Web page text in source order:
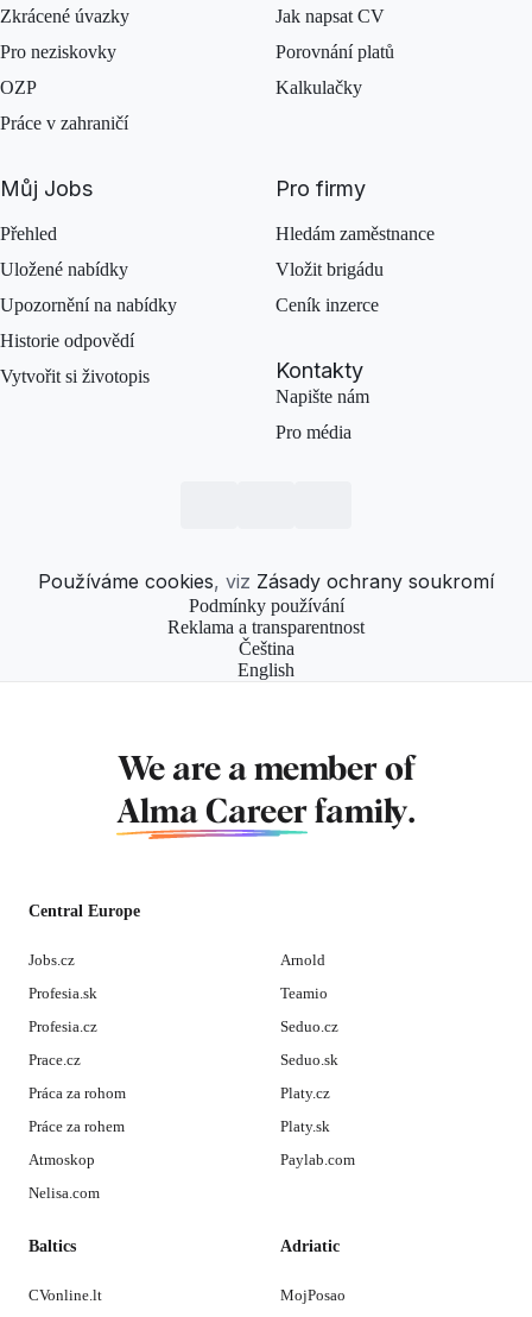
Zkrácené úvazky
Pro neziskovky
OZP
Práce v zahraničí
Jak napsat CV
Porovnání platů
Kalkulačky
Můj Jobs
Přehled
Uložené nabídky
Upozornění na nabídky
Historie odpovědí
Vytvořit si životopis
Pro firmy
Hledám zaměstnance
Vložit brigádu
Ceník inzerce
Kontakty
Napište nám
Pro média
Používáme cookies, viz Zásady ochrany soukromí
Podmínky používání
Reklama a transparentnost
Čeština
English
We are a member of
Alma Career family.
Central Europe
Jobs.cz
Profesia.sk
Profesia.cz
Prace.cz
Práca za rohom
Práce za rohem
Atmoskop
Nelisa.com
Arnold
Teamio
Seduo.cz
Seduo.sk
Platy.cz
Platy.sk
Paylab.com
Baltics
CVonline.lt
Adriatic
MojPosao